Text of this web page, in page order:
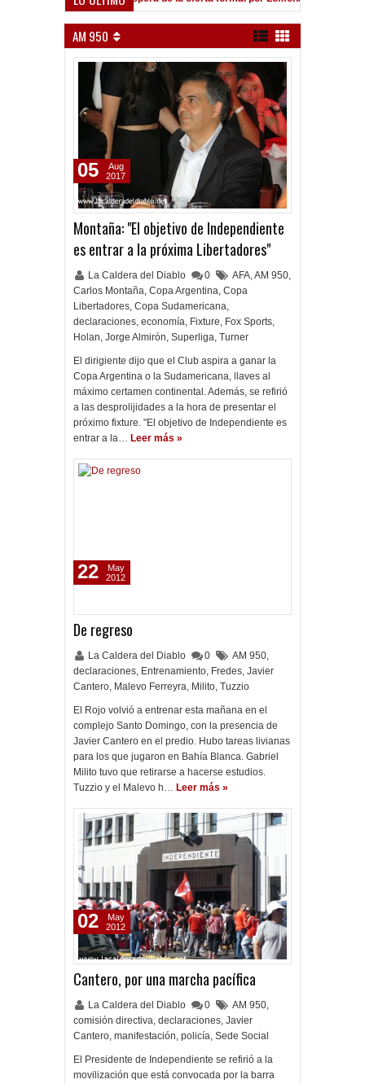
AM 950
Montaña: "El objetivo de Independiente
es entrar a la próxima Libertadores"
La Caldera del Diablo 0 AFA,AM 950,
Carlos Montaña, Copa Argentina, Copa
Libertadores, Copa Sudamericana,
declaraciones, economía, Fixture, Fox Sports,
Holan, Jorge Almirón, Superliga, Turner
El dirigiente dijo que el Club aspira a ganar la
Copa Argentina o la Sudamericana, llaves al
máximo certamen continental. Además, se refirió
a las desprolijidades a la hora de presentar el
próximo fixture. "El objetivo de Independiente es
entrar a la… Leer más »
05
Aug
2017
De regreso
La Caldera del Diablo 0 AM 950,
declaraciones, Entrenamiento, Fredes, Javier
Cantero, Malevo Ferreyra, Milito, Tuzzio
El Rojo volvió a entrenar esta mañana en el
complejo Santo Domingo, con la presencia de
Javier Cantero en el predio. Hubo tareas livianas
para los que jugaron en Bahía Blanca. Gabriel
Milito tuvo que retirarse a hacerse estudios.
Tuzzio y el Malevo h… Leer más »
22
May
2012
Cantero, por una marcha pacífica
La Caldera del Diablo 0 AM 950,
comisión directiva, declaraciones, Javier
Cantero, manifestación, policía, Sede Social
El Presidente de Independiente se refirió a la
movilización que está convocada por la barra
02
May
2012